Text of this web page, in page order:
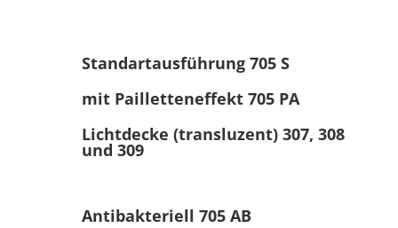
Standartausführung 705 S
mit Pailletteneffekt 705 PA
Lichtdecke (transluzent) 307, 308
und 309
Antibakteriell 705 AB